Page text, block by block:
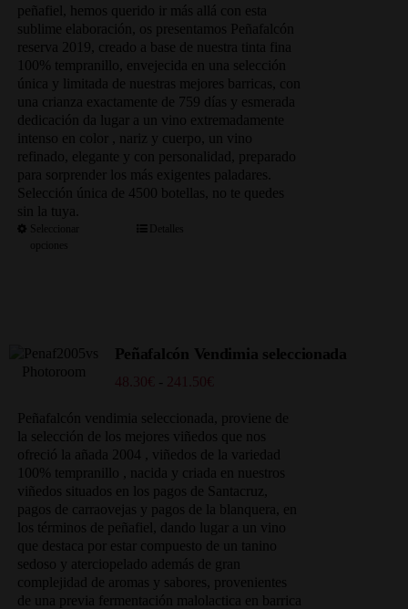
253.00€
peñafiel, hemos querido ir más allá con esta
sublime elaboración, os presentamos Peñafalcón
reserva 2019, creado a base de nuestra tinta fina
100% tempranillo, envejecida en una selección
única y limitada de nuestras mejores barricas, con
una crianza exactamente de 759 días y esmerada
dedicación da lugar a un vino extremadamente
intenso en color , nariz y cuerpo, un vino
refinado, elegante y con personalidad, preparado
para sorprender los más exigentes paladares.
Selección única de 4500 botellas, no te quedes
sin la tuya.
Seleccionar
Detalles
Peñafalcón Vendimia seleccionada
48.30€ - 241.50€
precios:
desde
48.30€
hasta
241.50€
Peñafalcón vendimia seleccionada, proviene de
la selección de los mejores viñedos que nos
ofreció la añada 2004 , viñedos de la variedad
100% tempranillo , nacida y criada en nuestros
viñedos situados en los pagos de Santacruz,
pagos de carraovejas y pagos de la blanquera, en
los términos de peñafiel, dando lugar a un vino
que destaca por estar compuesto de un tanino
sedoso y aterciopelado además de gran
complejidad de aromas y sabores, provenientes
de una previa fermentación malolactica en barrica